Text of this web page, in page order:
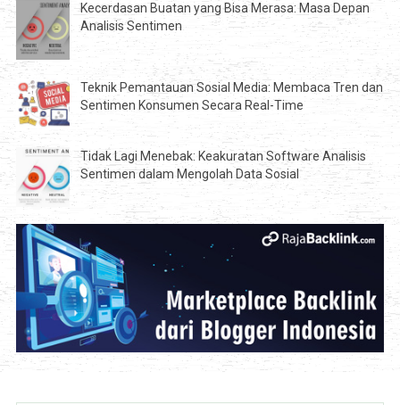
Kecerdasan Buatan yang Bisa Merasa: Masa Depan
Analisis Sentimen
Teknik Pemantauan Sosial Media: Membaca Tren dan
Sentimen Konsumen Secara Real-Time
Tidak Lagi Menebak: Keakuratan Software Analisis
Sentimen dalam Mengolah Data Sosial